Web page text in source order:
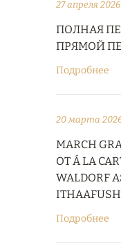
27 апреля 2026
ПОЛНАЯ
ПРЯМОЙ
Подробнее
20 марта
MARCH
ОТ Á LA
WALDORF
Подробнее